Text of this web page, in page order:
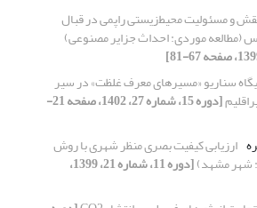
و مسئولیت ‌محیط‌زیستی راپمی در قبال
(مطالعه موردی: احداث جزایر مصنوعی)
سناریو «مسیرهای معرف غلظت» در سیر
[دوره 15، شماره 27، 1402، صفحه 21-
ارزیابی کیفیت بصری منظر شهری با روش
[دوره 11، شماره 21، 1399،